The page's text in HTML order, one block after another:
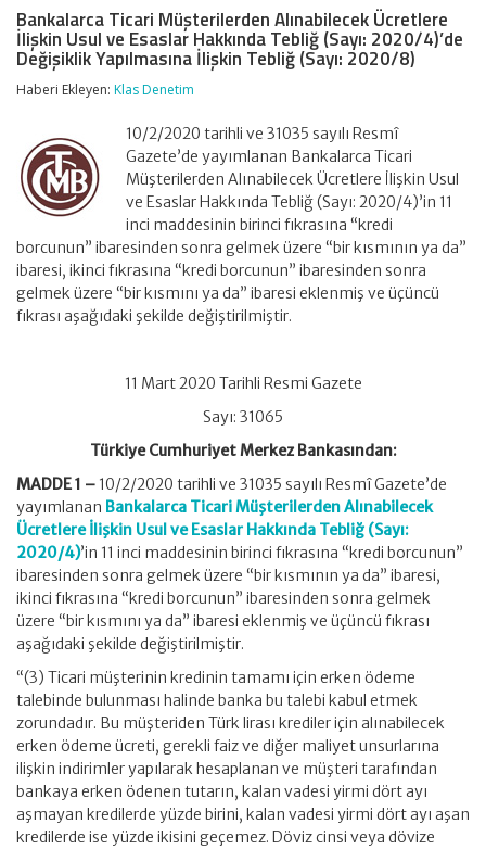
Müşterilerden
Alınabilecek
Ücretlere
İlişkin
Usul
Esaslar
Hakkında
Tebliğ
(Sayı:
2020/4)’de
Değişiklik
Yapılmasına
İlişkin
Tebliğ
(Sayı:
2020/8)
Bankalarca Ticari Müşterilerden Alınabilecek Ücretlere
İlişkin Usul ve Esaslar Hakkında Tebliğ (Sayı: 2020/4)’de
Değişiklik Yapılmasına İlişkin Tebliğ (Sayı: 2020/8)
Haberi Ekleyen: Klas Denetim
10/2/2020 tarihli ve 31035 sayılı Resmî
Gazete’de yayımlanan Bankalarca Ticari
Müşterilerden Alınabilecek Ücretlere İlişkin Usul
ve Esaslar Hakkında Tebliğ (Sayı: 2020/4)’in 11
inci maddesinin birinci fıkrasına “kredi
borcunun” ibaresinden sonra gelmek üzere “bir kısmının ya da”
ibaresi, ikinci fıkrasına “kredi borcunun” ibaresinden sonra
gelmek üzere “bir kısmını ya da” ibaresi eklenmiş ve üçüncü
fıkrası aşağıdaki şekilde değiştirilmiştir.
11 Mart 2020 Tarihli Resmi Gazete
Sayı: 31065
Türkiye Cumhuriyet Merkez Bankasından:
MADDE 1 – 10/2/2020 tarihli ve 31035 sayılı Resmî Gazete’de
yayımlanan Bankalarca Ticari Müşterilerden Alınabilecek
Ücretlere İlişkin Usul ve Esaslar Hakkında Tebliğ (Sayı:
2020/4)’in 11 inci maddesinin birinci fıkrasına “kredi borcunun”
ibaresinden sonra gelmek üzere “bir kısmının ya da” ibaresi,
ikinci fıkrasına “kredi borcunun” ibaresinden sonra gelmek
üzere “bir kısmını ya da” ibaresi eklenmiş ve üçüncü fıkrası
aşağıdaki şekilde değiştirilmiştir.
“(3) Ticari müşterinin kredinin tamamı için erken ödeme
talebinde bulunması halinde banka bu talebi kabul etmek
zorundadır. Bu müşteriden Türk lirası krediler için alınabilecek
erken ödeme ücreti, gerekli faiz ve diğer maliyet unsurlarına
ilişkin indirimler yapılarak hesaplanan ve müşteri tarafından
bankaya erken ödenen tutarın, kalan vadesi yirmi dört ayı
aşmayan kredilerde yüzde birini, kalan vadesi yirmi dört ayı aşan
kredilerde ise yüzde ikisini geçemez. Döviz cinsi veya dövize